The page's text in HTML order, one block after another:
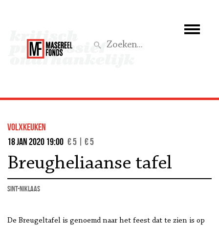
Wat we doen
Steun ons
Aktief
volxkeuken
18 jan 2020 19:00 € 5 | € 5
Breugheliaanse tafel
Sint-Niklaas
De Breugeltafel is genoemd naar het feest dat te zien is op